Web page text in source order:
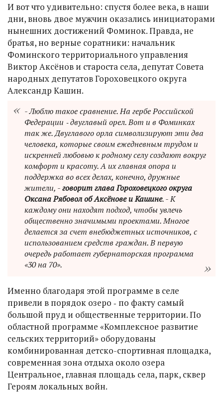
И вот что удивительно: спустя более века, в наши
дни, вновь двое мужчин оказались инициаторами
нынешних достижений Фоминок. Правда, не
братья, но верные соратники: начальник
Фоминского территориального управления
Виктор Аксёнов и староста села, депутат Совета
народных депутатов Гороховецкого округа
Александр Кашин.
- Люблю такое сравнение. На гербе Российской
Федерации ‑ двуглавый орел. Вот и в Фоминках
так же. Двуглавого орла символизируют эти два
человека, которые своим ежедневным трудом и
искренней любовью к родному селу создают вокруг
комфорт и красоту. А их главная опора и
поддержка во всех делах, конечно, дружные
жители, -говорит глава Гороховецкого округа
Оксана Рябовол об Аксёнове и Кашине. - К
каждому они находят подход, чтобы увлечь
общественно значимыми проектами. Многое
делается за счет внебюджетных источников, с
использованием средств граждан. В первую
очередь работает губернаторская программа
«30 на 70».
Именно благодаря этой программе в селе
привели в порядок озеро ‑ по факту самый
большой пруд и общественные территории. По
областной программе «Комплексное развитие
сельских территорий» оборудованы
комбинированная детско-спортивная площадка,
современная зона отдыха около озера
Центральное, главная площадь села, парк, сквер
Героям локальных войн.